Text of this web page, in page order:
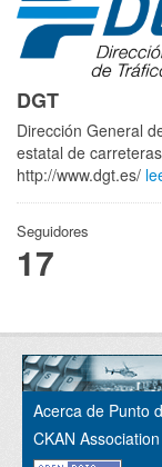
DGT
Dirección General
estatal de
http://www.dgt.es/
Seguidores
17
Acerca de Punto
CKAN Association